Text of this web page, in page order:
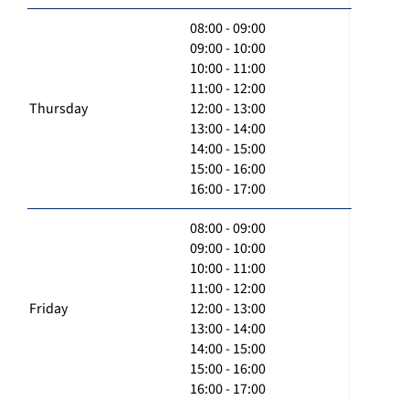
Thursday
08:00 - 09:00
09:00 - 10:00
10:00 - 11:00
11:00 - 12:00
12:00 - 13:00
13:00 - 14:00
14:00 - 15:00
15:00 - 16:00
16:00 - 17:00
Friday
08:00 - 09:00
09:00 - 10:00
10:00 - 11:00
11:00 - 12:00
12:00 - 13:00
13:00 - 14:00
14:00 - 15:00
15:00 - 16:00
16:00 - 17:00